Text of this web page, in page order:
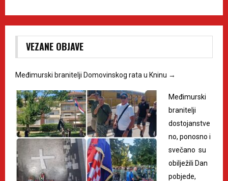
VEZANE OBJAVE
Međimurski branitelji Domovinskog rata u Kninu →
Međimurski
branitelji
dostojanstve
no, ponosno i
svečano su
obilježili Dan
pobjede,